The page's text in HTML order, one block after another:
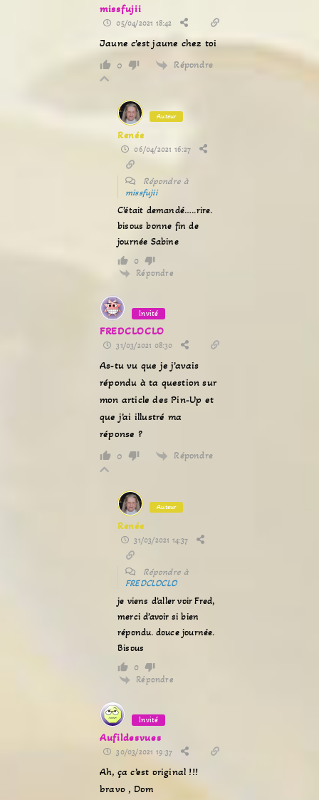
missfujii
05/04/2021 18:42
Jaune c’est jaune chez toi
0 Répondre
Auteur
Renée
06/04/2021 16:27
Répondre à
missfujii
C’était demandé…..rire.
bisous bonne fin de
journée Sabine
0
Répondre
Invité
FREDCLOCLO
31/03/2021 08:30
As-tu vu que je j’avais
répondu à ta question sur
mon article des Pin-Up et
que j’ai illustré ma
réponse ?
0 Répondre
Auteur
Renée
31/03/2021 14:37
Répondre à
FREDCLOCLO
je viens d’aller voir Fred,
merci d’avoir si bien
répondu. douce journée.
Bisous
0
Répondre
Invité
Aufildesvues
30/03/2021 19:37
Ah, ça c’est original !!!
bravo , Dom